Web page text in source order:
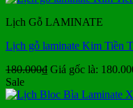
Lịch Gỗ LAMINATE
Lịch gỗ laminate Kim Tiền
180.000₫ Giá gốc là:
Sale